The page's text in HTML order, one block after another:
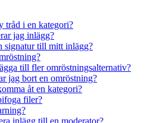
tråd i en kategori?
jag inlägg?
signatur till mitt inlägg?
till fler omröstningsalternativ?
jag bort en omröstning?
åt en kategori?
filer?